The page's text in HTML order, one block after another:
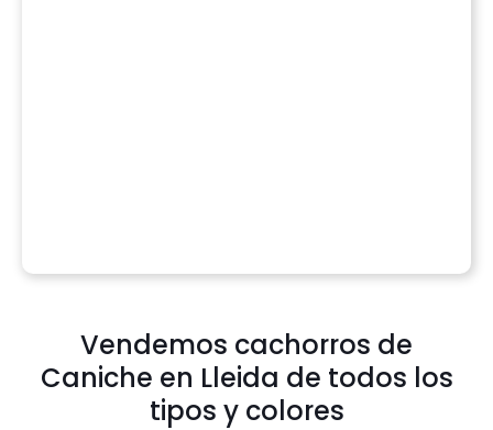
Vendemos cachorros de
Caniche en Lleida de todos los
tipos y colores